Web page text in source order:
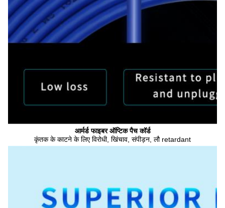
आर्मर्ड फाइबर ऑप्टिक पैच कॉर्ड
कृंतक के काटने के लिए विरोधी, खिंचाव, संपीड़न, लौ retardant